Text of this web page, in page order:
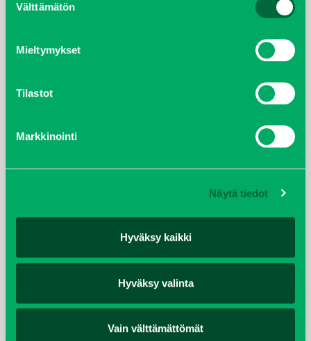
valinta
Välttämätön
Mieltymykset
Tilastot
Markkinointi
Näytä tiedot
Hyväksy kaikki
Hyväksy valinta
Vain välttämättömät
lokakuu 2021
kesäkuu 2021
tammikuu 2021
helmikuu 2019